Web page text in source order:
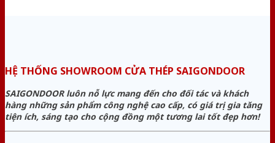
HỆ THỐNG SHOWROOM CỬA THÉP SAIGONDOOR
SAIGONDOOR luôn nỗ lực mang đến cho đối tác và khách
hàng những sản phẩm công nghệ cao cấp, có giá trị gia tăng
tiện ích, sáng tạo cho cộng đồng một tương lai tốt đẹp hơn!